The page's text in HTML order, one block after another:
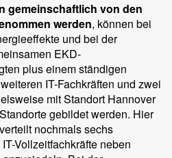
gemeinschaftlich von den
werden, können bei
und bei der
EKD-
plus einem ständigen
IT-Fachkräften und zwei
mit Standort Hannover
gebildet werden. Hier
nochmals sechs
Vollzeitfachkräfte neben